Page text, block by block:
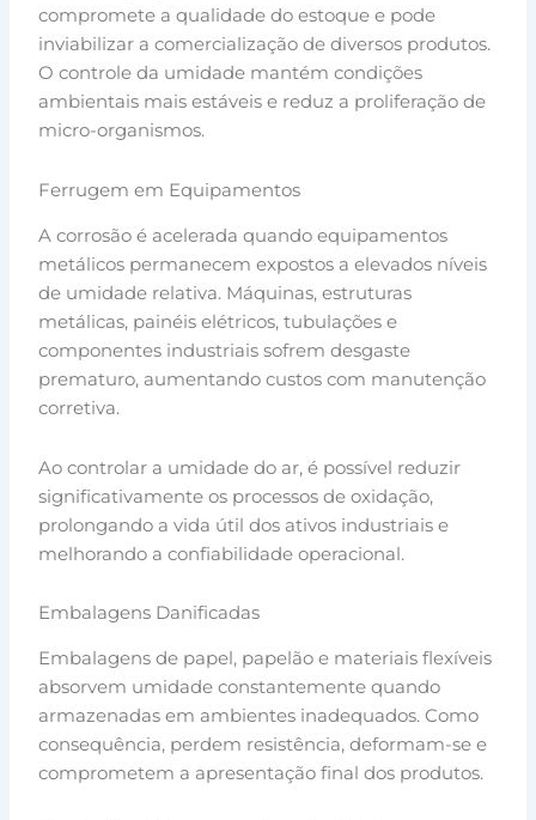
compromete a qualidade do estoque e pode
inviabilizar a comercialização de diversos produtos.
O controle da umidade mantém condições
ambientais mais estáveis e reduz a proliferação de
micro-organismos.
Ferrugem em Equipamentos
A corrosão é acelerada quando equipamentos
metálicos permanecem expostos a elevados níveis
de umidade relativa. Máquinas, estruturas
metálicas, painéis elétricos, tubulações e
componentes industriais sofrem desgaste
prematuro, aumentando custos com manutenção
corretiva.
Ao controlar a umidade do ar, é possível reduzir
significativamente os processos de oxidação,
prolongando a vida útil dos ativos industriais e
melhorando a confiabilidade operacional.
Embalagens Danificadas
Embalagens de papel, papelão e materiais flexíveis
absorvem umidade constantemente quando
armazenadas em ambientes inadequados. Como
consequência, perdem resistência, deformam-se e
comprometem a apresentação final dos produtos.